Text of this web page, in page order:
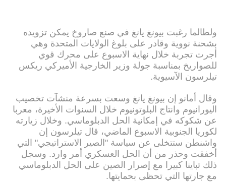
ولطالما رغبت بيونغ يانغ في صنع صاروخ يمكن تزويده
بشحنة نووية وقادر على بلوغ الولايات المتحدة وهي
أجرت تجربة خلال نهاية الاسبوع على محرك قوي
للصواريخ بمناسبة جولة وزير الخارجية الأميركي ريكس
تيلرسون الآسيوية.
وقال أمانو إن بيونغ يانغ وسعت بسرعة منشآت تخصيب
اليورانيوم وانتاج البلوتونيوم خلال السنوات الأخيرة، معربا
عن شكوكه في إمكانية الحل الدبلوماسي. وخلال زيارته
لكوريا الجنوبية الاسبوع الماضي، قال تيلرسون إن
واشنطن ستتخلى عن سياسة "الصير الاستراتيجي" التي
أخفقت وحذر من أن الحل العسكري أمر وارد. وسجل
ذلك تباينا كبيرا مع إصرار الصين على الحل الدبلوماسي
مع جارتها التي تحظى بحمايتها.